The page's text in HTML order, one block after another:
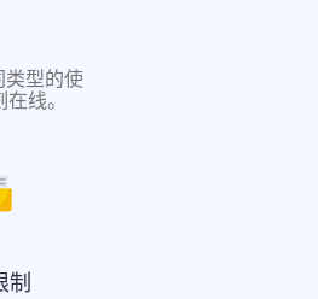
类型的使
线。
制